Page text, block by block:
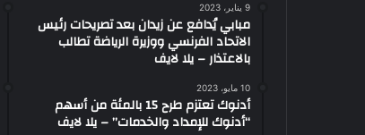
9 يناير، 2023
مبابي يُدافع عن زيدان بعد تصريحات رئيس
الاتحاد الفرنسي ووزيرة الرياضة تطالب
بالاعتذار – يلا لايف
10 مايو، 2023
أدنوك تعتزم طرح 15 بالمئة من أسهم
“أدنوك للإمداد والخدمات” – يلا لايف